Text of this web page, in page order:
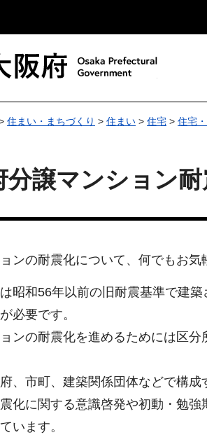
住まい・まちづくり > 住まい > 住宅 > 住宅
分譲マンション
ンの耐震化について、何でもお気
昭和56年以前の旧耐震基準で建
必要です。
ンの耐震化を進めるためには区
、市町、建築関係団体などで構成
化に関する意識啓発や初動・勉
います。